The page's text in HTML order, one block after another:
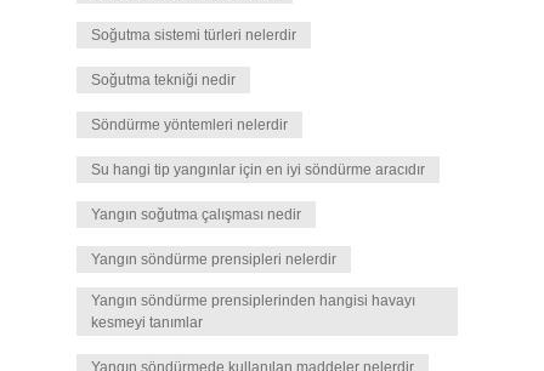
Soğutma sistemi türleri nelerdir
Soğutma tekniği nedir
Söndürme yöntemleri nelerdir
Su hangi tip yangınlar için en iyi söndürme aracıdır
Yangın soğutma çalışması nedir
Yangın söndürme prensipleri nelerdir
Yangın söndürme prensiplerinden hangisi havayı
kesmeyi tanımlar
Yangın söndürmede kullanılan maddeler nelerdir